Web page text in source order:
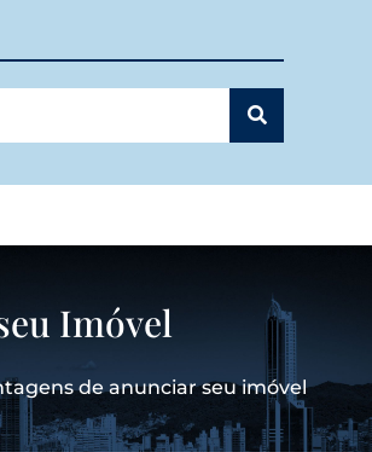
Imóvel
de anunciar seu imóvel